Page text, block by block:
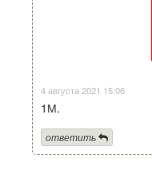
4 августа 2021 15:06
1М.
ответить